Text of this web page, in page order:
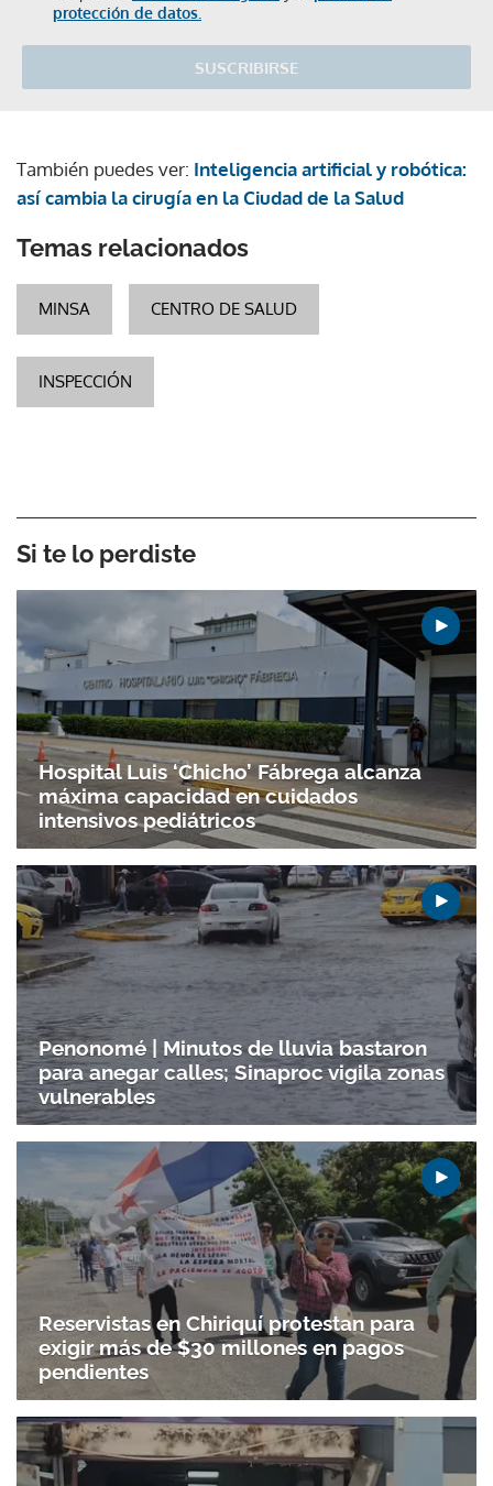
protección de datos.
SUSCRIBIRSE
También puedes ver: Inteligencia artificial y robótica:
así cambia la cirugía en la Ciudad de la Salud
Temas relacionados
MINSA CENTRO DE SALUD
INSPECCIÓN
Si te lo perdiste
Hospital Luis ‘Chicho’ Fábrega alcanza
máxima capacidad en cuidados
intensivos pediátricos
Penonomé | Minutos de lluvia bastaron
para anegar calles; Sinaproc vigila zonas
vulnerables
Reservistas en Chiriquí protestan para
exigir más de $30 millones en pagos
pendientes